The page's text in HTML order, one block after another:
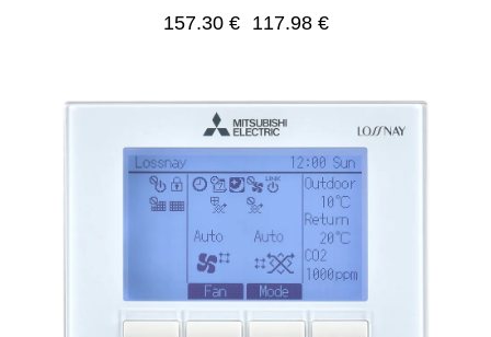
157.30 € 117.98 €